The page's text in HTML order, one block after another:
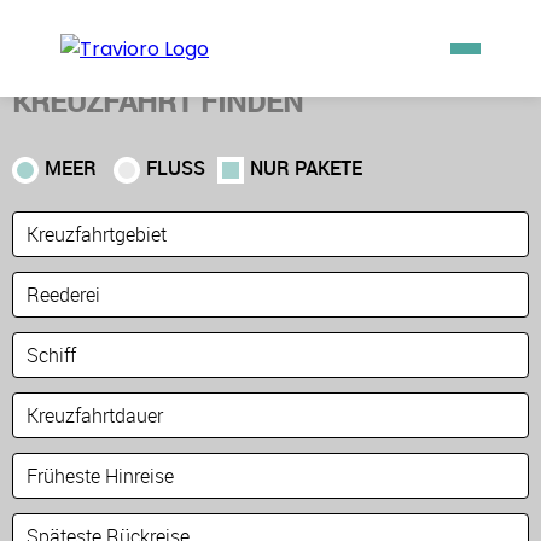
KREUZFAHRT FINDEN
MEER FLUSS NUR PAKETE